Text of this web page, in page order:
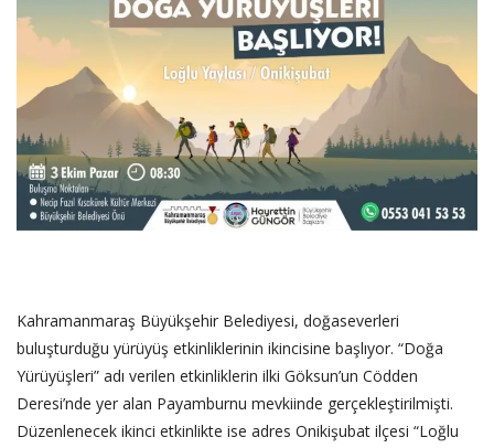
KAYIT
Kahramanmaraş Büyükşehir Belediyesi, doğaseverleri
buluşturduğu yürüyüş etkinliklerinin ikincisine başlıyor. “Doğa
Yürüyüşleri” adı verilen etkinliklerin ilki Göksun’un Cödden
Deresi’nde yer alan Payamburnu mevkiinde gerçekleştirilmişti.
Düzenlenecek ikinci etkinlikte ise adres Onikişubat ilçesi “Loğlu